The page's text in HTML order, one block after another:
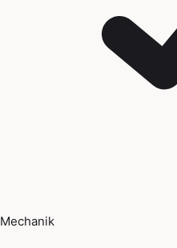
Mechanik